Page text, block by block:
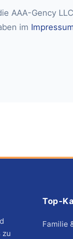
AAA-Gency
im
zu
Top-
Familie